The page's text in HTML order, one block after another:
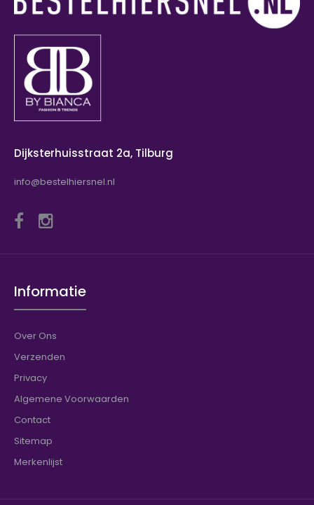
Dijksterhuisstraat 2a, Tilburg
info@bestelhiersnel.nl
Informatie
Over Ons
Verzenden
Privacy
Algemene Voorwaarden
Contact
Sitemap
Merkenlijst